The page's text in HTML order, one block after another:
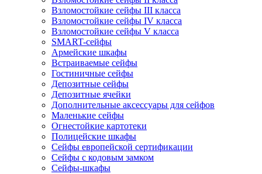
Взломостойкие сейфы III класса
Взломостойкие сейфы IV класса
Взломостойкие сейфы V класса
SMART-сейфы
Армейские шкафы
Встраиваемые сейфы
Гостиничные сейфы
Депозитные сейфы
Депозитные ячейки
Дополнительные аксессуары для сейфов
Маленькие сейфы
Огнестойкие картотеки
Полицейские шкафы
Сейфы европейской сертификации
Сейфы с кодовым замком
Сейфы-шкафы